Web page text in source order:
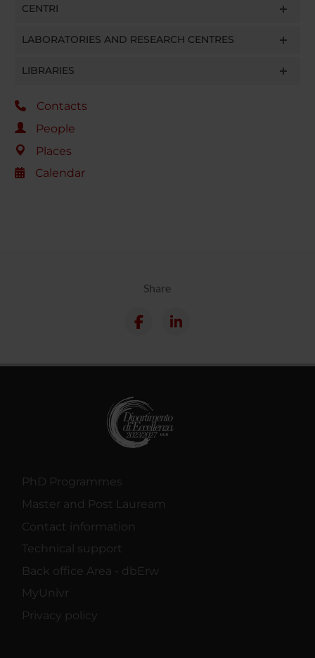
CENTRI
LABORATORIES AND RESEARCH CENTRES
LIBRARIES
Contacts
People
Places
Calendar
Share
PhD Programmes
Master and Post Lauream
Contact information
Technical support
Back office Area - dbErw
MyUnivr
Privacy policy